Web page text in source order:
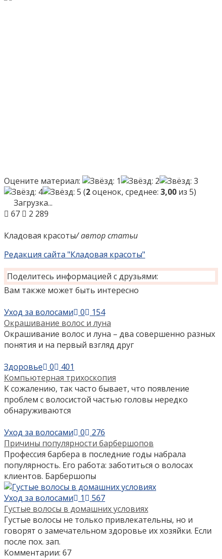
Оцените материал:
(2оценок, среднее: 3,00 из 5)
Загрузка...
67
2 289
Кладовая красоты/ автор статьи
Редакция сайта "Кладовая красоты"
Поделитесь информацией с друзьями:
Вам также может быть интересно
Уход за волосами
0
154
Окрашивание волос и луна
Окрашивание волос и луна – два совершенно разных
понятия и на первый взгляд друг
Здоровье
0
401
Компьютерная трихоскопия
К сожалению, так часто бывает, что появление
проблем с волосистой частью головы нередко
обнаруживаются
Уход за волосами
0
276
Причины популярности барбершопов
Профессия барбера в последние годы набрала
популярность. Его работа: заботиться о волосах
клиентов. Барбершопы
Уход за волосами
1
567
Густые волосы в домашних условиях
Густые волосы не только привлекательны, но и
говорят о замечательном здоровье их хозяйки. Если
после пох. зап.
Комментарии: 67